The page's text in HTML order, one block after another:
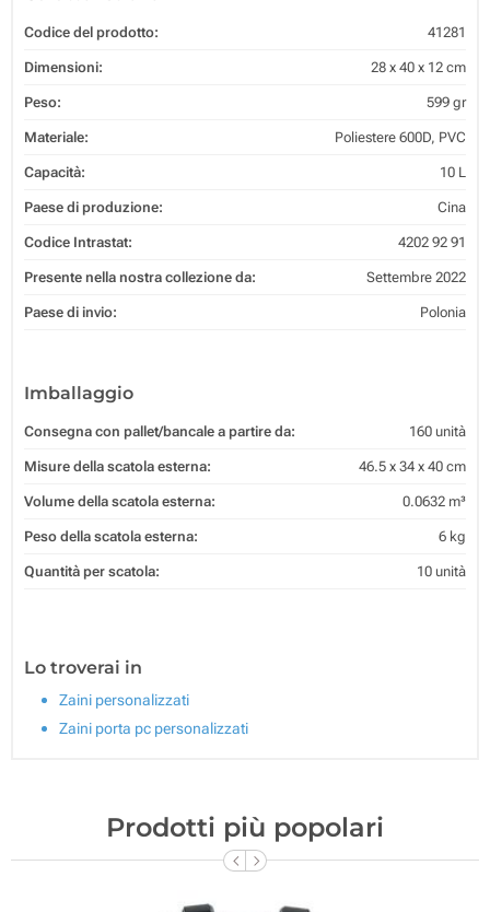
Codice del prodotto: 41281
Dimensioni: 28 x 40 x 12 cm
Peso: 599 gr
Materiale: Poliestere 600D, PVC
Capacità: 10 L
Paese di produzione: Cina
Codice Intrastat: 4202 92 91
Presente nella nostra collezione da: Settembre 2022
Paese di invio: Polonia
Imballaggio
Consegna con pallet/bancale a partire da: 160 unità
Misure della scatola esterna: 46.5 x 34 x 40 cm
Volume della scatola esterna: 0.0632 m³
Peso della scatola esterna: 6 kg
Quantità per scatola: 10 unità
Lo troverai in
Zaini personalizzati
Zaini porta pc personalizzati
Prodotti più popolari